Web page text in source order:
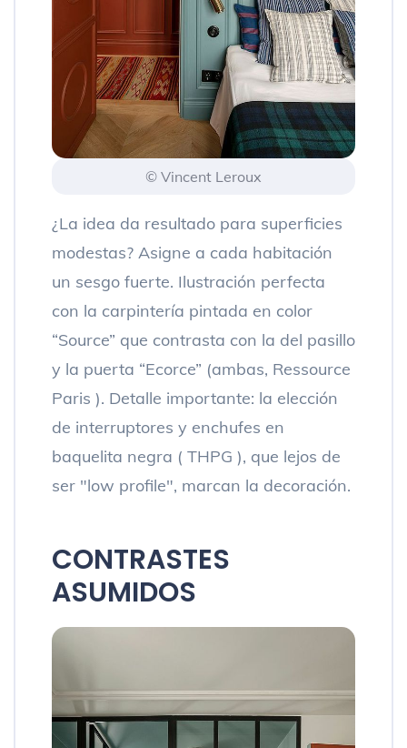
© Vincent Leroux
¿La idea da resultado para superficies
modestas? Asigne a cada habitación
un sesgo fuerte. Ilustración perfecta
con la carpintería pintada en color
“Source” que contrasta con la del pasillo
y la puerta “Ecorce” (ambas, Ressource
Paris ). Detalle importante: la elección
de interruptores y enchufes en
baquelita negra ( THPG ), que lejos de
ser "low profile", marcan la decoración.
CONTRASTES
ASUMIDOS